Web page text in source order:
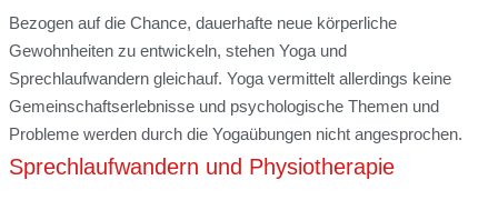
Bezogen auf die Chance, dauerhafte neue körperliche
Gewohnheiten zu entwickeln, stehen Yoga und
Sprechlaufwandern gleichauf. Yoga vermittelt allerdings keine
Gemeinschaftserlebnisse und psychologische Themen und
Probleme werden durch die Yogaübungen nicht angesprochen.
Sprechlaufwandern und Physiotherapie